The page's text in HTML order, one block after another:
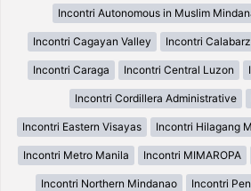
Incontri Autonomous in Muslim
Incontri Cagayan Valley Incontri
Incontri Caraga Incontri Central Luzon
Incontri Cordillera Administrative
Incontri Eastern Visayas Incontri Hilagang
Incontri Metro Manila Incontri MIMAROPA
Incontri Northern Mindanao Incontri